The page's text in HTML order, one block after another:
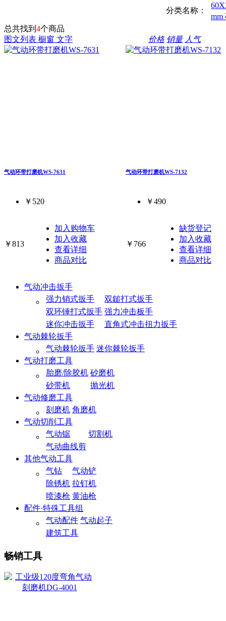
分类名称：
mm
总共找到 4个商品
图文列表 橱窗 文字 价格 销量 人气
气动环带打磨机WS-7631
￥520
￥813
加入购物车
加入收藏
查看详细
商品对比
气动环带打磨机WS-7132
￥490
￥766
缺货登记
加入收藏
查看详细
商品对比
气动冲击扳手
强力销式扳手
双鎚打式扳手
双环锤打式扳手 强力冲击板手
迷你冲击扳手
直角式冲击扭力扳手
气动棘轮扳手
气动棘轮扳手 迷你棘轮扳手
气动打磨工具
胎磨/除胶机 砂磨机
砂带机
抛光机
气动修磨工具
刻磨机 角磨机
气动切削工具
气动锯
切割机
气动曲线剪
其他气动工具
气钻
气动铲
除锈机 拉钉机
喷漆枪 黄油枪
配件·特殊工具组
气动配件 气动起子
建筑工具
畅销工具